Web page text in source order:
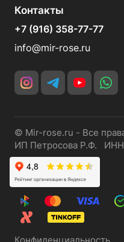
Контакты
+7 (916) 358-77-77
info@mir-rose.ru
© Mir-rose.ru - Все
ИП Петросова Р.Ф. ИНН